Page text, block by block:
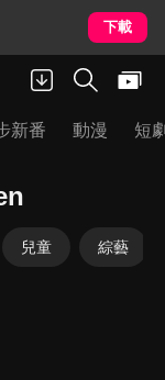
下載
新番 動漫 短
兒童 綜藝